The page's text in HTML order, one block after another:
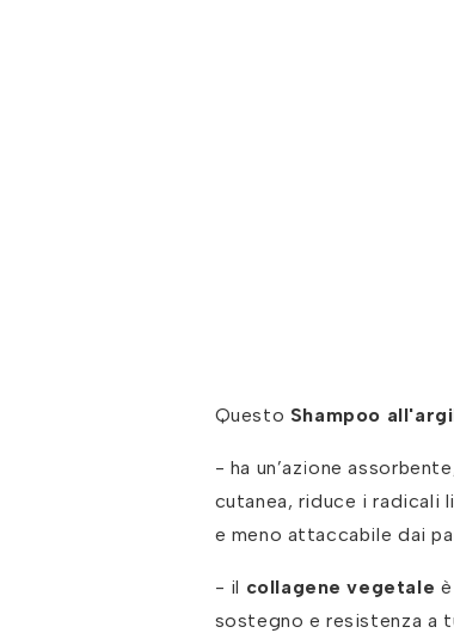
Questo Shampoo
- ha un’azione
cutanea, riduce i radicali
e meno attaccabile dai
- il collagene vegetale
sostegno e resistenza a